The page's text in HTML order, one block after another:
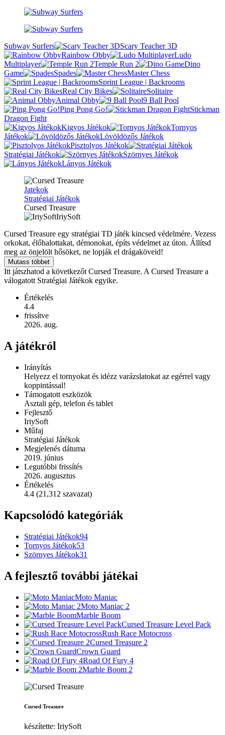
Subway Surfers
Scary Teacher 3D
Rainbow Obby
Ludo
Multiplayer
Temple Run 2
Dino
Game
Spades
Master Chess
Sprint League | Backrooms
Real City Bikes
Solitaire
Animal Obby
9 Ball Pool
Ping Pong Go!
Stickman
Dragon Fight
Kigyos Játékok
Tornyos
Játékok
Lövöldözős Játékok
Pisztolyos Játékok
Stratégiai Játékok
Szörnyes Játékok
Lányos Játékok
Jatekok
Stratégiai Játékok
Cursed Treasure
IriySoft
Cursed Treasure egy stratégiai TD játék kincsed védelmére. Vezess
orkokat, élőhalottakat, démonokat, építs védelmet az úton. Állítsd
meg az önjelölt hősöket, ne lopják el drágaköveid!
Mutass többet
Itt játszhatod a következőt Cursed Treasure. A Cursed Treasure a
válogatott Stratégiai Játékok egyike.
Értékelés
4.4
frissítve
2026. aug.
A játékról
Irányítás
Helyezz el tornyokat és idézz varázslatokat az egérrel vagy
koppintással!
Támogatott eszközök
Asztali gép, telefon és tablet
Fejlesztő
IriySoft
Műfaj
Stratégiai Játékok
Megjelenés dátuma
2019. június
Legutóbbi frissítés
2026. augusztus
Értékelés
4.4 (21,312 szavazat)
Kapcsolódó kategóriák
Stratégiai Játékok94
Tornyos Játékok53
Szörnyes Játékok31
A fejlesztő további játékai
Moto Maniac
Moto Maniac 2
Marble Boom
Cursed Treasure Level Pack
Rush Race Motocross
Cursed Treasure 2
Crown Guard
Road Of Fury 4
Marble Boom 2
Cursed Treasure
készítette: IriySoft